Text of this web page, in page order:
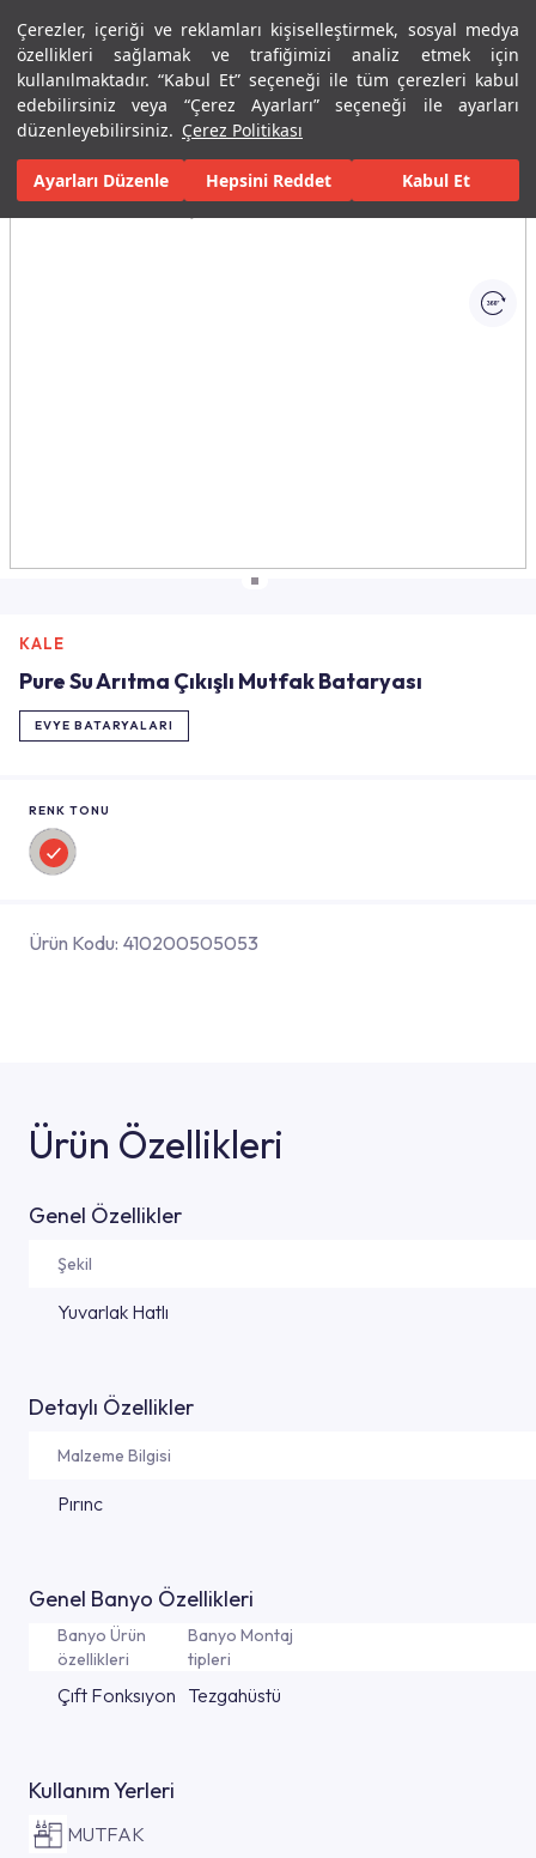
Çerezler, içeriği ve reklamları kişiselleştirmek, sosyal medya
özellikleri sağlamak ve trafiğimizi analiz etmek için
kullanılmaktadır. “Kabul Et” seçeneği ile tüm çerezleri kabul
edebilirsiniz veya “Çerez Ayarları” seçeneği ile ayarları
düzenleyebilirsiniz. Çerez Politikası
Ayarları Düzenle Hepsini Reddet Kabul Et
Menü Menü
Ana Sayfa Mutfaklar Evye Bataryaları Pure Su Arıtma Çıkışlı
Tüm Görseller(1)
KALE
Pure Su Arıtma Çıkışlı Mutfak Bataryası
EVYE BATARYALARI
RENK TONU
Ürün Kodu: 410200505053
Ürün Özellikleri
Genel Özellikler
Şekil
Yuvarlak Hatlı
Detaylı Özellikler
Malzeme Bilgisi
Pırınc
Genel Banyo Özellikleri
Banyo Ürün
özellikleri
Banyo Montaj
tipleri
Çıft Fonksıyon Tezgahüstü
Kullanım Yerleri
MUTFAK